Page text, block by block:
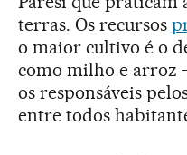
terras. Os recursos
o maior cultivo é o
como milho e arroz
os responsáveis
entre todos